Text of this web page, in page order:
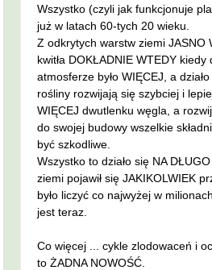
Wszystko (czyli jak funkcjonuje
już w latach 60-tych 20 wieku.
Z odkrytych warstw ziemi JASNO
kwitła DOKŁADNIE WTEDY
atmosferze było WIĘCEJ, a
rośliny rozwijają się szybciej i
WIĘCEJ dwutlenku węgla, a
do swojej budowy wszelkie
być szkodliwe.
Wszystko to działo się NA
ziemi pojawił się JAKIKOLWIEK
było liczyć co najwyżej w
jest teraz.
Co więcej ... cykle zlodowaceń i
to ŻADNA NOWOŚĆ.